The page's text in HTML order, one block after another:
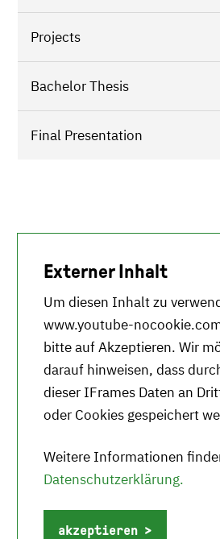
Projects
Bachelor Thesis
Final Presentation
Externer Inhalt
Um diesen Inhalt zu
www.youtube-
bitte auf Akzeptieren. Wir
darauf hinweisen, dass
dieser IFrames Daten an
oder Cookies gespeichert
Weitere Informationen
Datenschutzerklärung.
akzeptieren